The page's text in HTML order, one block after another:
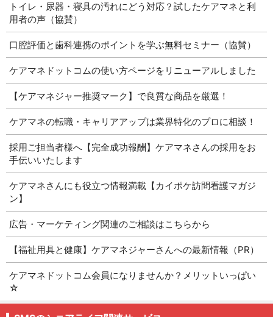
トイレ・尿器・寝具の汚れにどう対応？試したケアマネと利
用者の声（協賛）
口腔評価と歯科連携のポイントを学ぶ無料セミナー（協賛）
ケアマネドットコムの使い方ページをリニューアルしました
【ケアマネジャー推奨マーク】で良質な商品を厳選！
ケアマネの転職・キャリアアップは業界特化のプロに相談！
採用ご担当者様へ【完全成功報酬】ケアマネさんの採用をお
手伝いいたします
ケアマネさんにも役立つ情報満載【カイポケ訪問看護マガジ
ン】
広告・マーケティング関連のご相談はこちらから
【福祉用具と健康】ケアマネジャーさんへの最新情報（PR）
ケアマネドットコム会員になりませんか？メリットいっぱい
☆